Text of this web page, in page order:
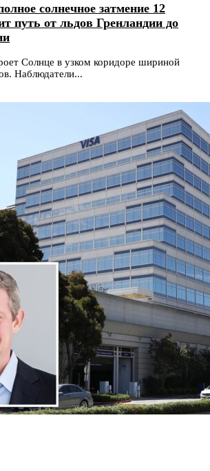
солнечное затмение 12
путь от льдов Гренландии до
Солнце в узком коридоре шириной
Наблюдатели...